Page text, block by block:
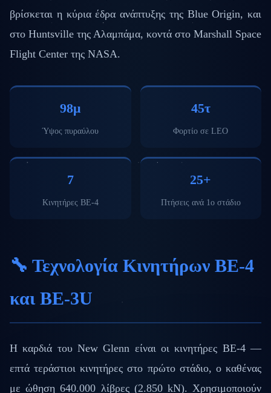
βρίσκεται η κύρια έδρα ανάπτυξης της Blue Origin, και
στο Huntsville της Αλαμπάμα, κοντά στο Marshall Space
Flight Center της NASA.
98μ
Ύψος πυραύλου
45τ
Φορτίο σε LEO
7
Κινητήρες BE-4
25+
Πτήσεις ανά 1ο στάδιο
🔧 Τεχνολογία Κινητήρων BE-4
και BE-3U
Η καρδιά του New Glenn είναι οι κινητήρες BE-4 —
επτά τεράστιοι κινητήρες στο πρώτο στάδιο, ο καθένας
με ώθηση 640.000 λίβρες (2.850 kN). Χρησιμοποιούν